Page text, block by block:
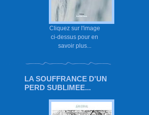
Cliquez sur l'image
ci-dessus pour en
savoir plus...
LA SOUFFRANCE D'UN
PERD SUBLIMEE...